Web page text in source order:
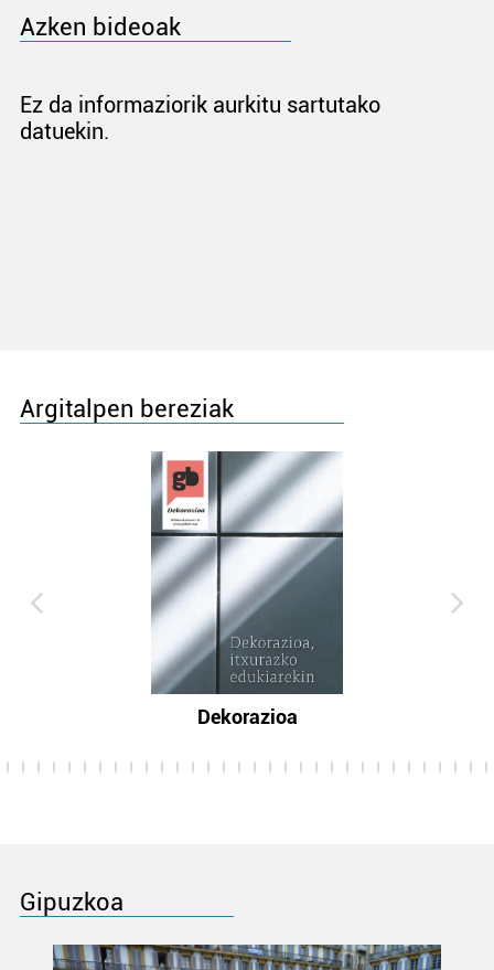
Azken bideoak
Ez da informaziorik aurkitu sartutako
datuekin.
Argitalpen bereziak
Dekorazioa
Gipuzkoa